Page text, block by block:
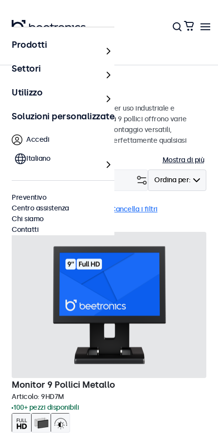
Monitor
Monitor da 9 pollici
Monitor da 9 pollici progettati per uso industriale e
commerciale. Questi monitor da 9 pollici offrono varie
connessioni video e opzioni di montaggio versatili,
consentendo loro di integrarsi perfettamente qualsiasi
Mostra di più
Ordina per:
Filtro (1)
Monitor 9 pollici Cancella i filtri
Monitor 9 Pollici Metallo
Articolo: 9HD7M
100+ pezzi disponibili
Prodotti
Settori
Utilizzo
Soluzioni personalizzate
Accedi
Italiano
Preventivo
Centro assistenza
Chi siamo
Contatti